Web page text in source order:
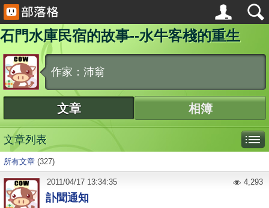
石門水庫民宿的故事--水牛客棧的重生
作家：沛翁
文章 相簿
文章列表
所有文章 (327)
訃聞通知
2011/04/17 13:34:35 4,293